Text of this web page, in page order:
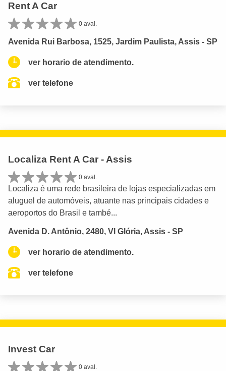
Rent A Car
0 aval.
Avenida Rui Barbosa, 1525, Jardim Paulista, Assis - SP
ver horario de atendimento.
ver telefone
Localiza Rent A Car - Assis
0 aval.
Localiza é uma rede brasileira de lojas especializadas em
aluguel de automóveis, atuante nas principais cidades e
aeroportos do Brasil e també...
Avenida D. Antônio, 2480, Vl Glória, Assis - SP
ver horario de atendimento.
ver telefone
Invest Car
0 aval.